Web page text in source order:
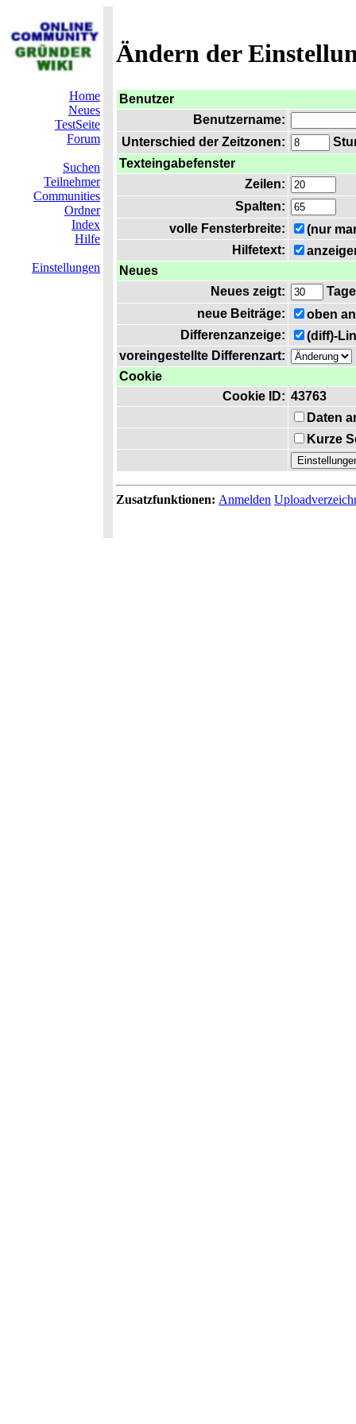
Ändern der
Home
Neues
TestSeite
Forum
Suchen
Teilnehmer
Communities
Ordner
Index
Hilfe
Einstellungen
Benutzer
Benutzername:
Unterschied der Zeitzonen:
Texteingabefenster
Zeilen:
Spalten:
volle Fensterbreite:
(nur
Hilfetext:
Neues
Neues zeigt:
Tage
neue Beiträge:
oben
Differenzanzeige:
(diff)-
voreingestellte Differenzart:
Cookie
Cookie ID: 43763
Daten
Kurze
Zusatzfunktionen: Anmelden